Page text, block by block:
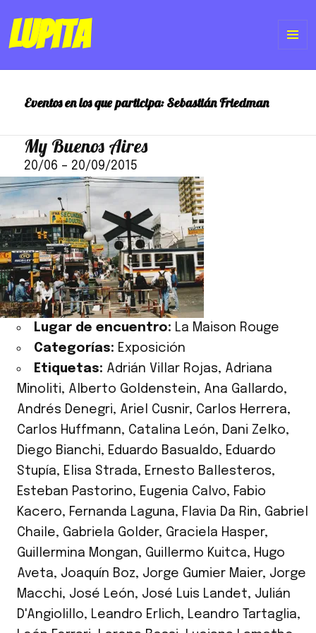
Lupita
Eventos en los que participa:Sebastián Friedman
My Buenos Aires
20/06 – 20/09/2015
Lugar de encuentro: La Maison Rouge
Categorías: Exposición
Etiquetas: Adrián Villar Rojas, Adriana
Minoliti, Alberto Goldenstein, Ana Gallardo,
Andrés Denegri, Ariel Cusnir, Carlos Herrera,
Carlos Huffmann, Catalina León, Dani Zelko,
Diego Bianchi, Eduardo Basualdo, Eduardo
Stupía, Elisa Strada, Ernesto Ballesteros,
Esteban Pastorino, Eugenia Calvo, Fabio
Kacero, Fernanda Laguna, Flavia Da Rin, Gabriel
Chaile, Gabriela Golder, Graciela Hasper,
Guillermina Mongan, Guillermo Kuitca, Hugo
Aveta, Joaquín Boz, Jorge Gumier Maier, Jorge
Macchi, José León, José Luis Landet, Julián
D'Angiolillo, Leandro Erlich, Leandro Tartaglia,